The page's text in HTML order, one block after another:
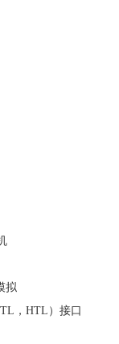
拟
，HTL）接口